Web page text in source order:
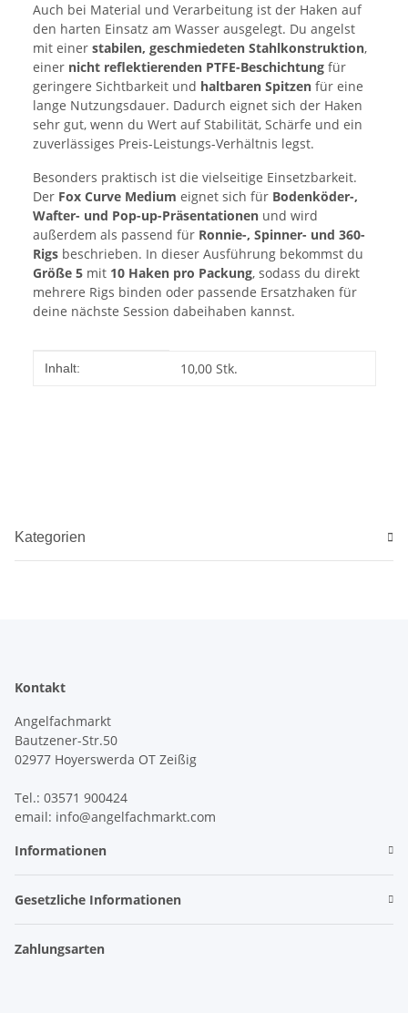
Auch bei Material und Verarbeitung ist der Haken auf
den harten Einsatz am Wasser ausgelegt. Du angelst
mit einer stabilen, geschmiedeten Stahlkonstruktion,
einer nicht reflektierenden PTFE-Beschichtung für
geringere Sichtbarkeit und haltbaren Spitzen für eine
lange Nutzungsdauer. Dadurch eignet sich der Haken
sehr gut, wenn du Wert auf Stabilität, Schärfe und ein
zuverlässiges Preis-Leistungs-Verhältnis legst.
Besonders praktisch ist die vielseitige Einsetzbarkeit.
Der Fox Curve Medium eignet sich für Bodenköder-,
Wafter- und Pop-up-Präsentationen und wird
außerdem als passend für Ronnie-, Spinner- und 360-
Rigs beschrieben. In dieser Ausführung bekommst du
Größe 5 mit 10 Haken pro Packung, sodass du direkt
mehrere Rigs binden oder passende Ersatzhaken für
deine nächste Session dabeihaben kannst.
Produkteigenschaft
Wert
Inhalt: 10,00 Stk.
Kategorien
Kontakt
Angelfachmarkt
Bautzener-Str.50
02977 Hoyerswerda OT Zeißig
Tel.: 03571 900424
email: info@angelfachmarkt.com
Informationen
Gesetzliche Informationen
Zahlungsarten